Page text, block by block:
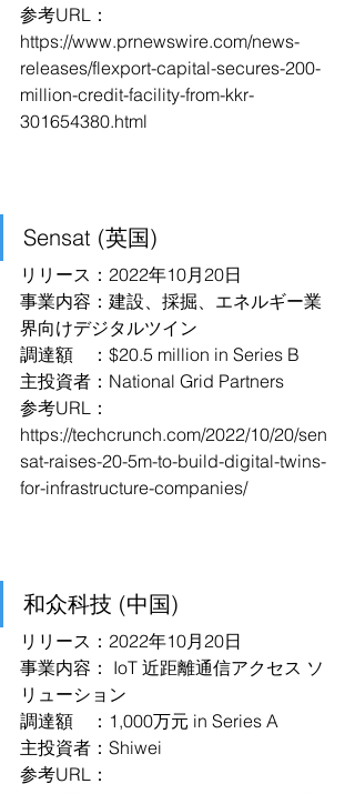
参考URL：
https://www.prnewswire.com/news-
releases/flexport-capital-secures-200-
million-credit-facility-from-kkr-
301654380.html
Sensat (英国)
リリース：2022年10月20日
事業内容：建設、採掘、エネルギー業
界向けデジタルツイン
調達額　：$20.5 million in Series B
主投資者：National Grid Partners
参考URL：
https://techcrunch.com/2022/10/20/sen
sat-raises-20-5m-to-build-digital-twins-
for-infrastructure-companies/
和众科技 (中国)
リリース：2022年10月20日
事業内容： IoT 近距離通信アクセス ソ
リューション
調達額　：1,000万元 in Series A
主投資者：Shiwei
参考URL：